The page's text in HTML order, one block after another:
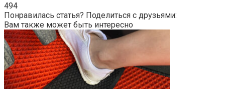
494
Понравилась статья? Поделиться с друзьями:
Вам также может быть интересно